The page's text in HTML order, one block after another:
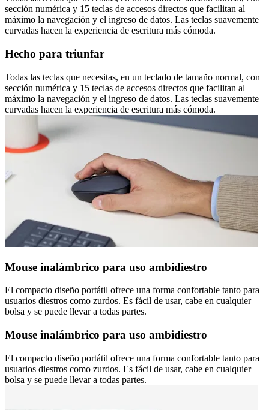
sección numérica y 15 teclas de accesos directos que facilitan al
máximo la navegación y el ingreso de datos. Las teclas suavemente
curvadas hacen la experiencia de escritura más cómoda.
Hecho para triunfar
Todas las teclas que necesitas, en un teclado de tamaño normal, con
sección numérica y 15 teclas de accesos directos que facilitan al
máximo la navegación y el ingreso de datos. Las teclas suavemente
curvadas hacen la experiencia de escritura más cómoda.
Mouse inalámbrico para uso ambidiestro
El compacto diseño portátil ofrece una forma confortable tanto para
usuarios diestros como zurdos. Es fácil de usar, cabe en cualquier
bolsa y se puede llevar a todas partes.
Mouse inalámbrico para uso ambidiestro
El compacto diseño portátil ofrece una forma confortable tanto para
usuarios diestros como zurdos. Es fácil de usar, cabe en cualquier
bolsa y se puede llevar a todas partes.